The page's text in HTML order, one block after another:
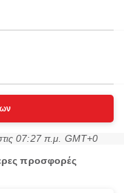
07:27 π.μ. GMT+0
προσφορές